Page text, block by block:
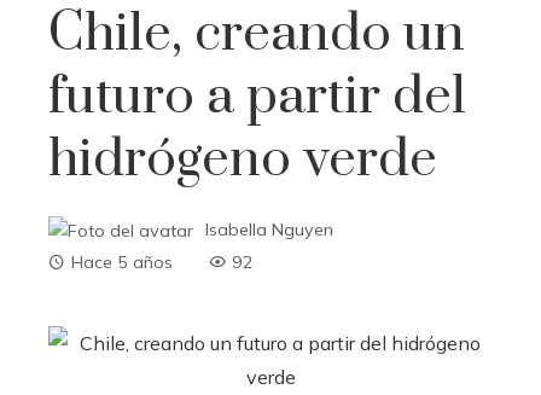
Chile, creando un
futuro a partir del
hidrógeno verde
Isabella Nguyen
Hace 5 años
92